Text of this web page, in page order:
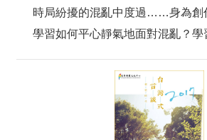
時局紛擾的混亂中度過……身為創
學習如何平心靜氣地面對混亂？學